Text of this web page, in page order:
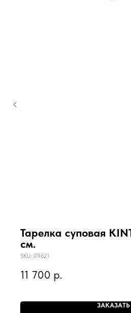
Тарелка суповая
см.
SKU: 09621
11 700 р.
ЗАКАЗАТЬ